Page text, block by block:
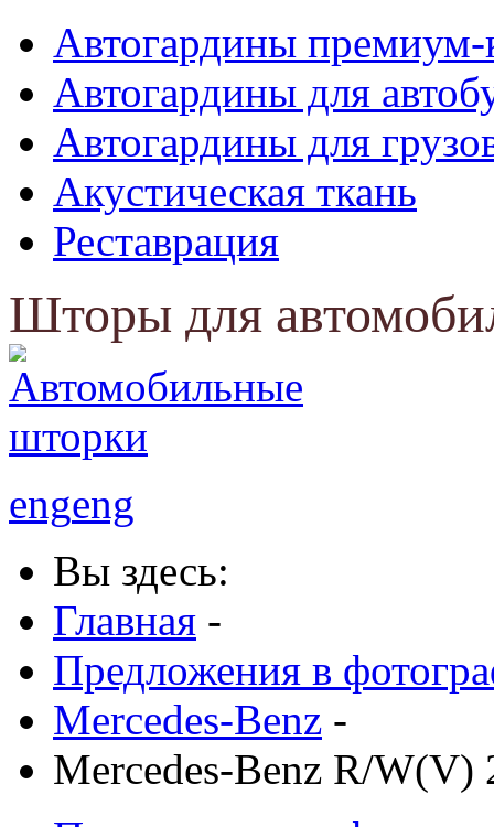
Автогардины премиум-
Автогардины для
Автогардины для
Акустическая ткань
Реставрация
Шторы для
engeng
Вы здесь:
Главная -
Предложения в
Mercedes-Benz -
Mercedes-Benz R/W(V)